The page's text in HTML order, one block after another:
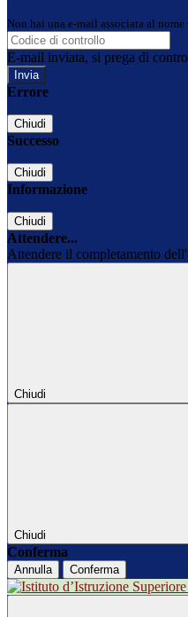
Non hai una e-mail associata al
E-mail inviata, si prega di
Errore
Chiudi
Successo
Chiudi
Informazione
Chiudi
Attendere...
Attendere il completamento
Chiudi
Chiudi
Conferma
Annulla Conferma